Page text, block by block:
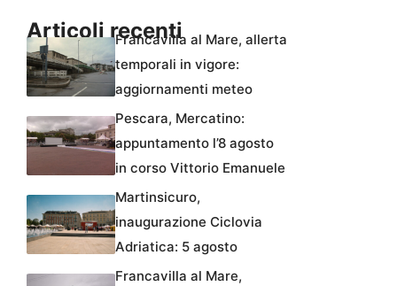
Articoli recentiFrancavilla al Mare, allerta
temporali in vigore:
aggiornamenti meteo
Pescara, Mercatino:
appuntamento l’8 agosto
in corso Vittorio Emanuele
Martinsicuro,
inaugurazione Ciclovia
Adriatica: 5 agosto
Francavilla al Mare,